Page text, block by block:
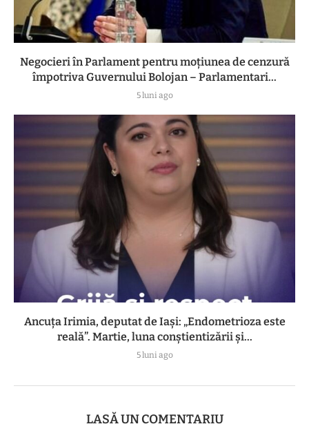
Negocieri în Parlament pentru moțiunea de cenzură
împotriva Guvernului Bolojan – Parlamentari...
5 luni ago
Ancuța Irimia, deputat de Iași: „Endometrioza este
reală”. Martie, luna conștientizării și...
5 luni ago
LASĂ UN COMENTARIU